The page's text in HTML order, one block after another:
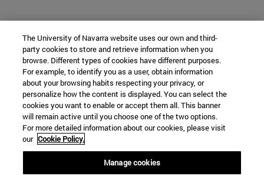
The University of Navarra website uses our own and third-
party cookies to store and retrieve information when you
browse. Different types of cookies have different purposes.
For example, to identify you as a user, obtain information
about your browsing habits respecting your privacy, or
personalize how the content is displayed. You can select the
cookies you want to enable or accept them all. This banner
will remain active until you choose one of the two options.
For more detailed information about our cookies, please visit
our Cookie Policy.
Manage cookies